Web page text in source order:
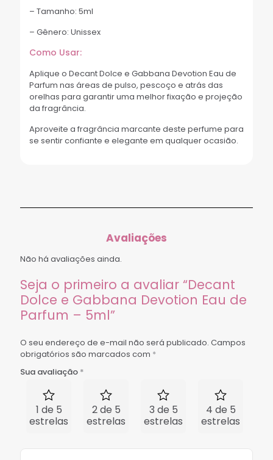
– Tamanho: 5ml
– Gênero: Unissex
Como Usar:
Aplique o Decant Dolce e Gabbana Devotion Eau de
Parfum nas áreas de pulso, pescoço e atrás das
orelhas para garantir uma melhor fixação e projeção
da fragrância.
Aproveite a fragrância marcante deste perfume para
se sentir confiante e elegante em qualquer ocasião.
Avaliações
Não há avaliações ainda.
Seja o primeiro a avaliar “Decant
Dolce e Gabbana Devotion Eau de
Parfum – 5ml”
O seu endereço de e-mail não será publicado. Campos
obrigatórios são marcados com *
Sua avaliação *
1 de 5
estrelas
2 de 5
estrelas
3 de 5
estrelas
4 de 5
estrelas